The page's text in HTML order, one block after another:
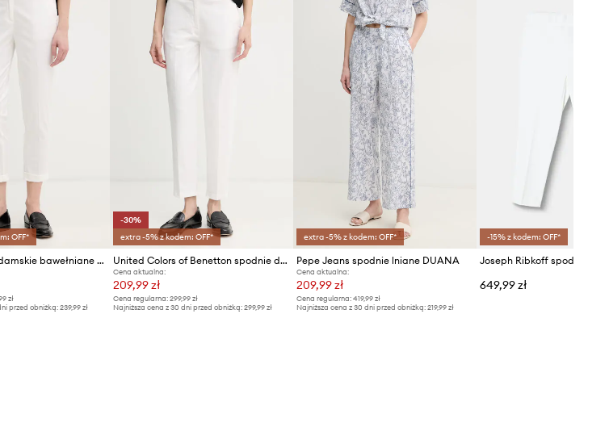
Rozmiary prezentowane w sklepie
zostały przeliczone na standardową,
europejską tabelę rozmiarową. Na
metce dostarczonego produktu
znajduje się oryginalne oznaczenie
producenta.
Tabela rozmiarów
OFF*
Sisley spodnie damskie bawełniane z elastanem
zł
przed obniżką: 239,99 zł
-30%
extra -5% z kodem: OFF*
United Colors of Benetton spodnie damskie bawełniane z elastanem
Cena aktualna:
209,99 zł
Cena regularna: 299,99 zł
Najniższa cena z 30 dni przed obniżką: 299,99 zł
extra -5% z kodem: OFF*
Pepe Jeans spodnie lniane DUANA
Cena aktualna:
209,99 zł
Cena regularna:419,99 zł
Najniższa cena z 30 dni przed obniżką:219,99 zł
-15% z kodem: OFF*
Joseph Ribkoff spodnie
649,99 zł